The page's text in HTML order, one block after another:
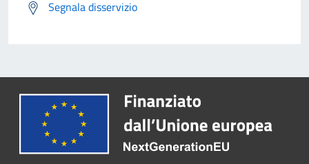
Segnala disservizio